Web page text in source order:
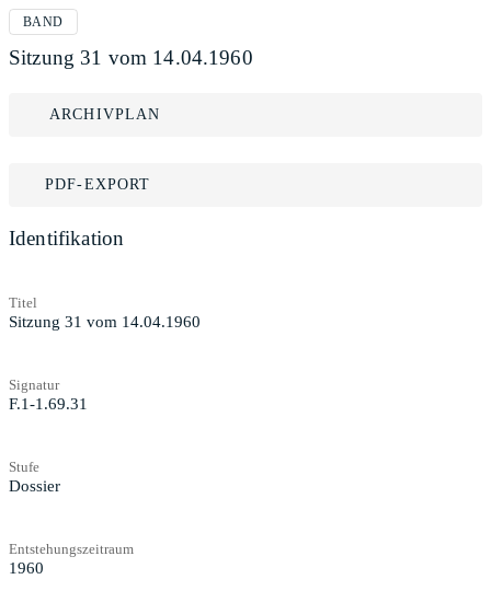
BAND
Sitzung 31 vom 14.04.1960
ARCHIVPLAN
PDF-EXPORT
Identifikation
Titel
Sitzung 31 vom 14.04.1960
Signatur
F.1-1.69.31
Stufe
Dossier
Entstehungszeitraum
1960